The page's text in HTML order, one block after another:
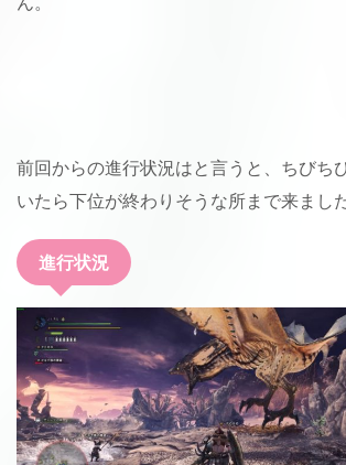
前回からの進行状況はと言うと、ちびち
いたら下位が終わりそうな所まで来ました
進行状況